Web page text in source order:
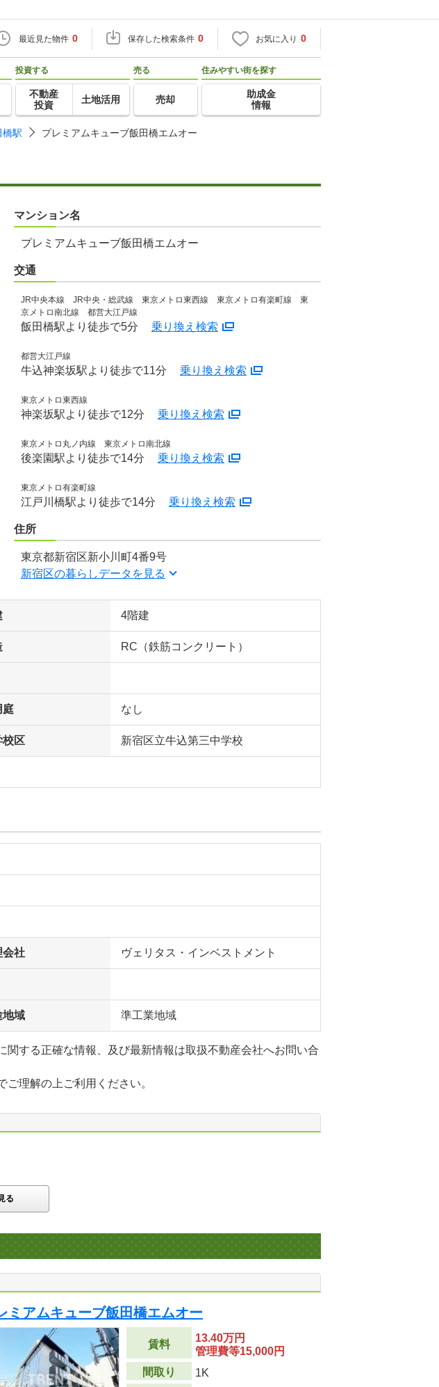
最近見た物件 0 保存した検索条件 0 お気に入り 0
投資する
不動産
投資
土地活用
売る
売却
住みやすい街を探す
助成金
情報
橋駅 プレミアムキューブ飯田橋エムオー
マンション名
プレミアムキューブ飯田橋エムオー
交通
JR中央本線 JR中央・総武線 東京メトロ東西線 東京メトロ有楽町線 東
京メトロ南北線 都営大江戸線
飯田橋駅より徒歩で5分 乗り換え検索
都営大江戸線
牛込神楽坂駅より徒歩で11分 乗り換え検索
東京メトロ東西線
神楽坂駅より徒歩で12分 乗り換え検索
東京メトロ丸ノ内線 東京メトロ南北線
後楽園駅より徒歩で14分 乗り換え検索
東京メトロ有楽町線
江戸川橋駅より徒歩で14分 乗り換え検索
住所
東京都新宿区新小川町4番9号
新宿区の暮らしデータを見る
4階建
RC（鉄筋コンクリート）
庭 なし
校区 新宿区立牛込第三中学校
会社 ヴェリタス・インベストメント
地域 準工業地域
関する正確な情報、及び最新情報は取扱不動産会社へお問い合
理解の上ご利用ください。
る
ミアムキューブ飯田橋エムオー
賃料
13.40万円
管理費等15,000円
間取り
1K